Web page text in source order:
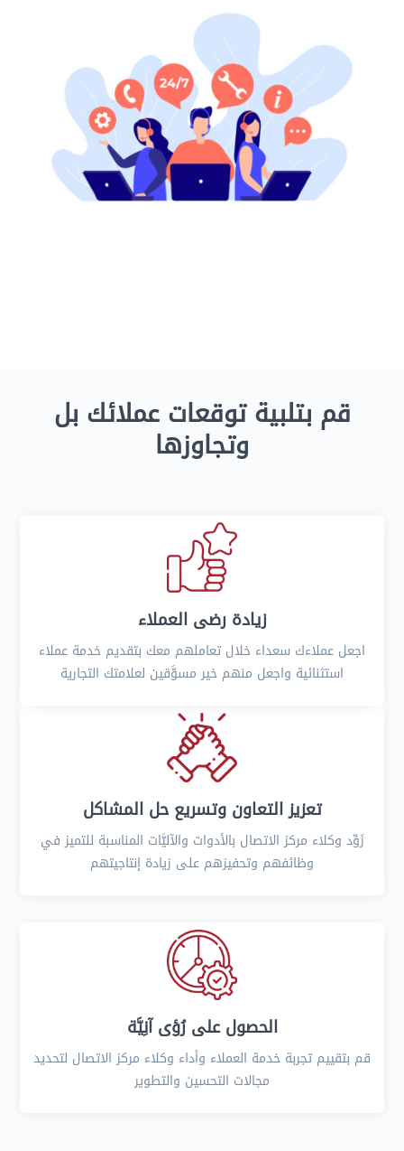
قم بتلبية توقعات عملائك بل
وتجاوزها
الحصول على رُؤى آنِيَّة
قم بتقييم تجربة خدمة العملاء وأداء وكلاء مركز الاتصال لتحديد
مجالات التحسين والتطوير
تعزيز التعاون وتسريع حل المشاكل
زَوِّد وكلاء مركز الاتصال بالأدوات والآليَّات المناسبة للتميز في
وظائفهم وتحفيزهم على زيادة إنتاجيتهم
زيادة رضى العملاء
اجعل عملاءك سعداء خلال تعاملهم معك بتقديم خدمة عملاء
استثنائية واجعل منهم خير مسوَّقين لعلامتك التجارية